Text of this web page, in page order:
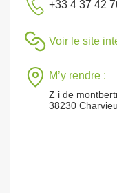
+33 4 37 42
Voir le site
M’y rendre :
Z i de
38230